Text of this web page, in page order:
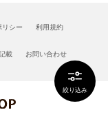
絞り込み
リシー 利用規約
載 お問い合わせ